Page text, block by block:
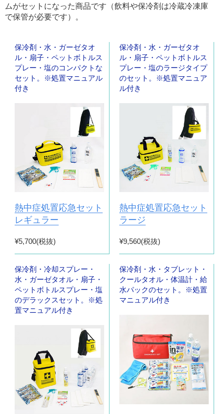
ムがセットになった商品です（飲料や保冷剤は冷蔵冷凍庫
で保管が必要です）。
保冷剤・水・ガーゼタオ
ル・扇子・ペットボトルス
プレー・塩のコンパクトな
セット。※処置マニュアル
付き
熱中症処置応急セット
レギュラー
¥5,700(税抜)
保冷剤・水・ガーゼタオ
ル・扇子・ペットボトルス
プレー・塩のラージタイプ
のセット。※処置マニュア
ル付き
熱中症処置応急セット
ラージ
¥9,560(税抜)
保冷剤・冷却スプレー・
水・ガーゼタオル・扇子・
ペットボトルスプレー・塩
のデラックスセット。※処
置マニュアル付き
保冷剤・水・タブレット・
クールタオル・体温計・給
水パックのセット。※処置
マニュアル付き